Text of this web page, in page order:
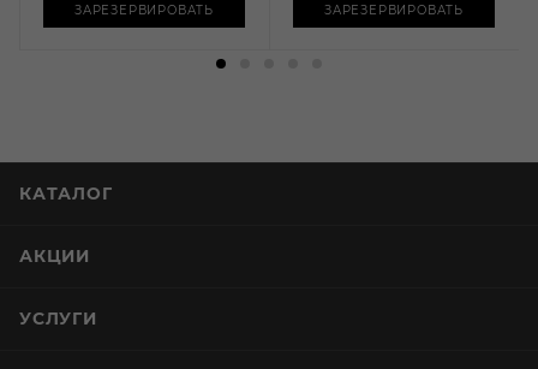
ЗАРЕЗЕРВИРОВАТЬ ЗАРЕЗЕРВИРОВАТЬ
КАТАЛОГ
АКЦИИ
УСЛУГИ